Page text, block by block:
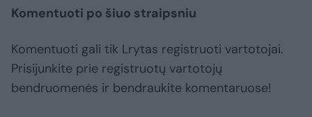
Komentuoti po šiuo straipsniu
Komentuoti gali tik Lrytas registruoti vartotojai.
Prisijunkite prie registruotų vartotojų
bendruomenės ir bendraukite komentaruose!